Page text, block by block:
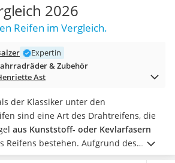
2026
Reifen im Vergleich.
Expertin
& Zubehör
Ast
der Klassiker unter den
sind eine Art des Drahtreifens, die
aus Kunststoff- oder Kevlarfasern
Reifens bestehen. Aufgrund des
ist der Reifen leicht faltbar. Ein